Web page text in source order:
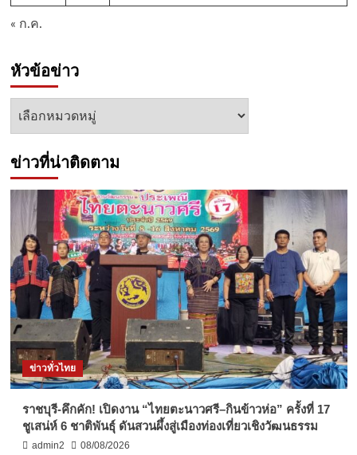
« ก.ค.
หัวข้อข่าว
หัวข้อ
ข่าวที่น่าติดตาม
ข่าวทั่วไทย
ราชบุรี-คึกคัก! เปิดงาน “ไทยตะนาวศรี–กินข้าวห่อ” ครั้งที่ 17
ชูเสน่ห์ 6 ชาติพันธุ์ ดันสวนผึ้งสู่เมืองท่องเที่ยวเชิงวัฒนธรรม
admin2 08/08/2026